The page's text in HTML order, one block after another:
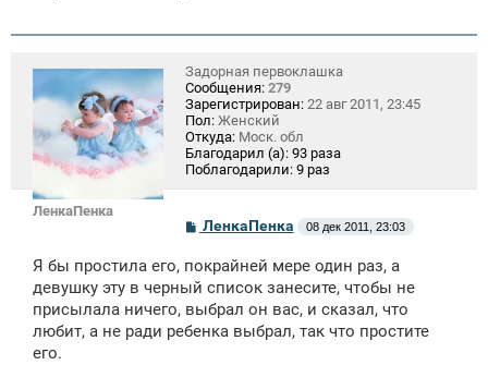
ЛенкаПенка
Задорная первоклашка
Сообщения: 279
Зарегистрирован: 22 авг 2011, 23:45
Пол: Женский
Откуда: Моск. обл
Благодарил (а): 93 раза
Поблагодарили: 9 раз
С
б
щ
н
и
ЛенкаПенка 08 дек 2011, 23:03
Я бы простила его, покрайней мере один раз, а
девушку эту в черный список занесите, чтобы не
присылала ничего, выбрал он вас, и сказал, что
любит, а не ради ребенка выбрал, так что простите
его.